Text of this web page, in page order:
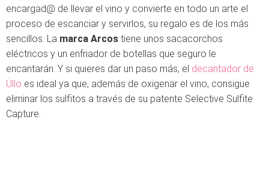
encargad@ de llevar el vino y convierte en todo un arte el
proceso de escanciar y servirlos, su regalo es de los más
sencillos. La marca Arcos tiene unos sacacorchos
eléctricos y un enfriador de botellas que seguro le
encantarán. Y si quieres dar un paso más, el decantador de
Üllo es ideal ya que, además de oxigenar el vino, consigue
eliminar los sulfitos a través de su patente Selective Sulfite
Capture.